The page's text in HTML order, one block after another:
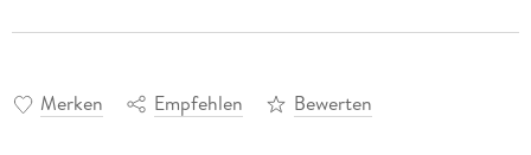
Merken Empfehlen Bewerten